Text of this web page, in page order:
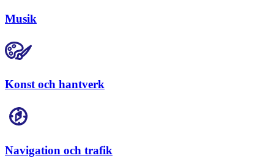
Musik
Konst och hantverk
Navigation och trafik